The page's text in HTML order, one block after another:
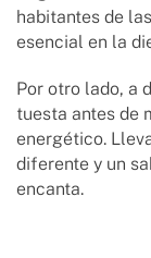
habitantes de
esencial en la
Por otro lado, a
tuesta antes de
energético.
diferente y un
encanta.